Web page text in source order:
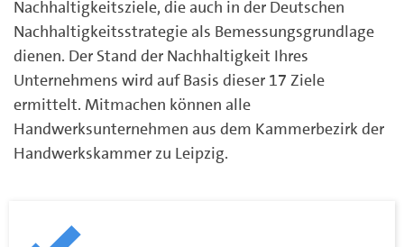
Nachhaltigkeitsziele, die auch in der Deutschen
Nachhaltigkeitsstrategie als Bemessungsgrundlage
dienen. Der Stand der Nachhaltigkeit Ihres
Unternehmens wird auf Basis dieser 17 Ziele
ermittelt. Mitmachen können alle
Handwerksunternehmen aus dem Kammerbezirk der
Handwerkskammer zu Leipzig.